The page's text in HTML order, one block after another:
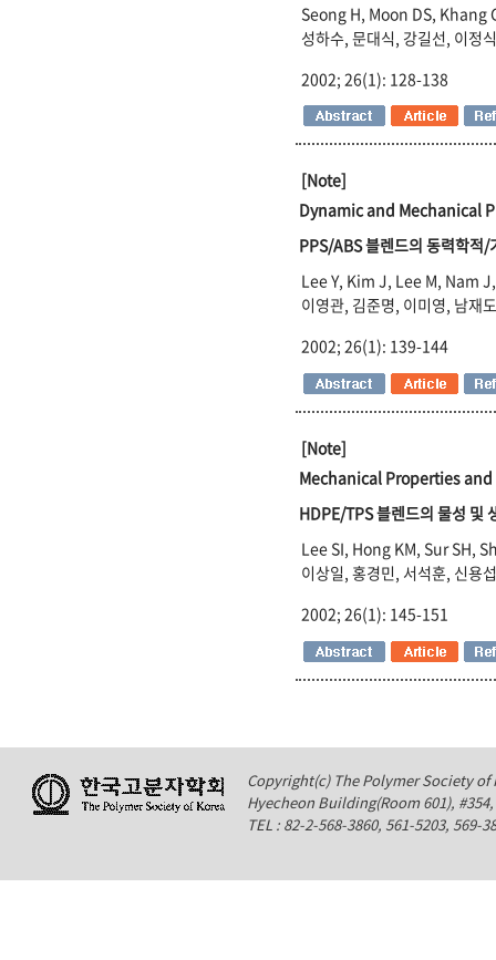
Seong H, Moon DS, Khang
성하수, 문대식, 강길선, 이정
2002; 26(1): 128-138
[Note]
Dynamic and Mechanical
PPS/ABS 블렌드의 동력학적/
Lee Y, Kim J, Lee M, Nam
이영관, 김준명, 이미영, 남재
2002; 26(1): 139-144
[Note]
Mechanical Properties
HDPE/TPS 블렌드의 물성 및
Lee SI, Hong KM, Sur SH,
이상일, 홍경민, 서석훈, 신용
2002; 26(1): 145-151
Copyright(c) The Polymer Society of
Hyecheon Building(Room 601),
TEL : 82-2-568-3860, 561-5203,